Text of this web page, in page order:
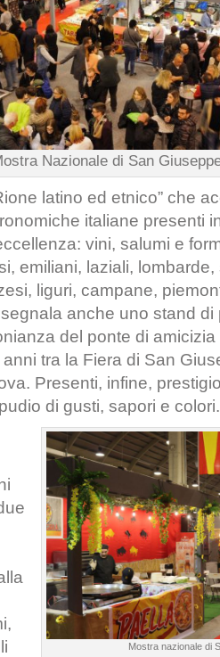
Nazionale di San
latino ed etnico” che
italiane presenti
vini, salumi e
emiliani, laziali, lombarde,
liguri, campane,
anche uno stand di
del ponte di
tra la Fiera di San
Presenti, infine,
di gusti, sapori e colori.
Mostra nazionale di